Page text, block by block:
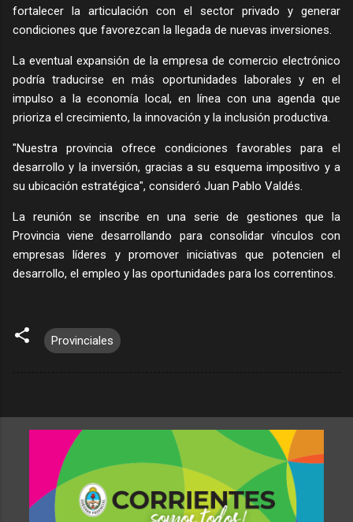
fortalecer la articulación con el sector privado y generar
condiciones que favorezcan la llegada de nuevas inversiones.
La eventual expansión de la empresa de comercio electrónico
podría traducirse en más oportunidades laborales y en el
impulso a la economía local, en línea con una agenda que
prioriza el crecimiento, la innovación y la inclusión productiva.
"Nuestra provincia ofrece condiciones favorables para el
desarrollo y la inversión, gracias a su esquema impositivo y a
su ubicación estratégica", consideró Juan Pablo Valdés.
La reunión se inscribe en una serie de gestiones que la
Provincia viene desarrollando para consolidar vínculos con
empresas líderes y promover iniciativas que potencien el
desarrollo, el empleo y las oportunidades para los correntinos.
Provinciales